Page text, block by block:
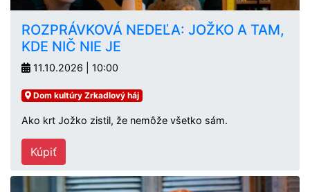
ROZPRÁVKOVÁ NEDEĽA: JOŽKO A TAM,
KDE NIČ NIE JE
11.10.2026 | 10:00
Dom kultúry Zrkadlový háj
Ako krt Jožko zistil, že nemôže všetko sám.
Kúpiť